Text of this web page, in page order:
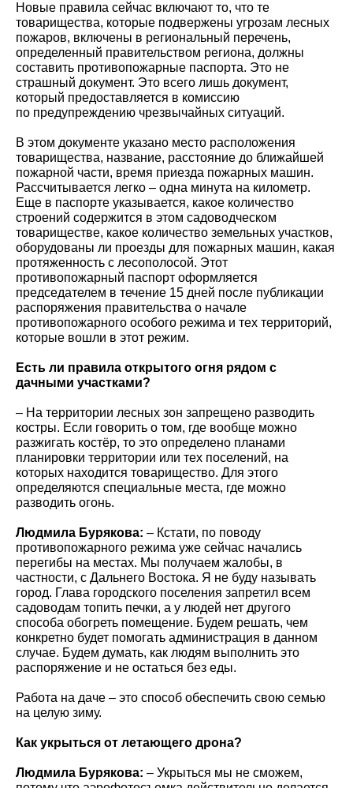
Новые правила сейчас включают то, что те
товарищества, которые подвержены угрозам лесных
пожаров, включены в региональный перечень,
определенный правительством региона, должны
составить противопожарные паспорта. Это не
страшный документ. Это всего лишь документ,
который предоставляется в комиссию
по предупреждению чрезвычайных ситуаций.
В этом документе указано место расположения
товарищества, название, расстояние до ближайшей
пожарной части, время приезда пожарных машин.
Рассчитывается легко – одна минута на километр.
Еще в паспорте указывается, какое количество
строений содержится в этом садоводческом
товариществе, какое количество земельных участков,
оборудованы ли проезды для пожарных машин, какая
протяженность с лесополосой. Этот
противопожарный паспорт оформляется
председателем в течение 15 дней после публикации
распоряжения правительства о начале
противопожарного особого режима и тех территорий,
которые вошли в этот режим.
Есть ли правила открытого огня рядом с
дачными участками?
– На территории лесных зон запрещено разводить
костры. Если говорить о том, где вообще можно
разжигать костёр, то это определено планами
планировки территории или тех поселений, на
которых находится товарищество. Для этого
определяются специальные места, где можно
разводить огонь.
Людмила Бурякова: – Кстати, по поводу
противопожарного режима уже сейчас начались
перегибы на местах. Мы получаем жалобы, в
частности, с Дальнего Востока. Я не буду называть
город. Глава городского поселения запретил всем
садоводам топить печки, а у людей нет другого
способа обогреть помещение. Будем решать, чем
конкретно будет помогать администрация в данном
случае. Будем думать, как людям выполнить это
распоряжение и не остаться без еды.
Работа на даче – это способ обеспечить свою семью
на целую зиму.
Как укрыться от летающего дрона?
Людмила Бурякова: – Укрыться мы не сможем,